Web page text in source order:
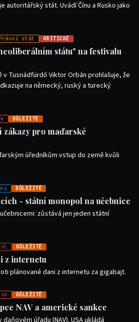
autoritářský stát. Uvádí Čínu a Rusko jako
stát KRITICKÉ
státu" na festivalu
v Tusnádfürdő Viktor Orbán prohlašuje, že
na německý, ruský a turecký
DŮLEŽITÉ
pro maďarské
úředníkům vstup do země kvůli
DŮLEŽITÉ
- státní monopol na učebnice
zůstává jen jeden státní
DŮLEŽITÉ
z internetu
plánované dani z internetu za gigabajt.
DŮLEŽITÉ
NAV a americké sankce
úřadu (NAV). USA ukládá